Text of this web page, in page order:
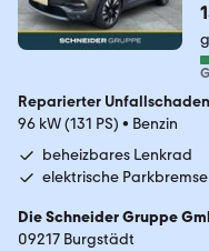
Reparierter Unfallschaden
96 kW (131 PS) • Benzin
beheizbares Lenkrad
elektrische Parkbremse
Die Schneider Gruppe
09217 Burgstädt